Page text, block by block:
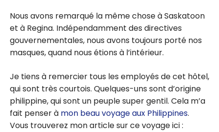
Nous avons remarqué la même chose à Saskatoon
et à Regina. Indépendamment des directives
gouvernementales, nous avons toujours porté nos
masques, quand nous étions à l’intérieur.
Je tiens à remercier tous les employés de cet hôtel,
qui sont très courtois. Quelques-uns sont d’origine
philippine, qui sont un peuple super gentil. Cela m’a
fait penser à mon beau voyage aux Philippines.
Vous trouverez mon article sur ce voyage ici :